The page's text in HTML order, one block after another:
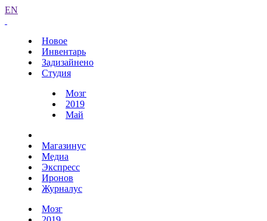
EN
Новое
Инвентарь
Задизайнено
Студия
Мозг
2019
Май
Магазинус
Медиа
Экспресс
Иронов
Журналус
Мозг